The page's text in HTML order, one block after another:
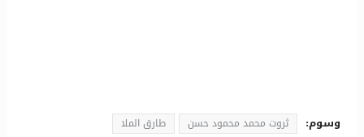
وسوم: ثروت محمد محمود حسن
طارق الملا